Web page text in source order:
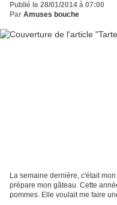
Publié le 28/01/2014 à 07:00
Par Amuses bouche
La semaine dernière, c'était
prépare mon gâteau. Cette
pommes. Elle voulait me faire